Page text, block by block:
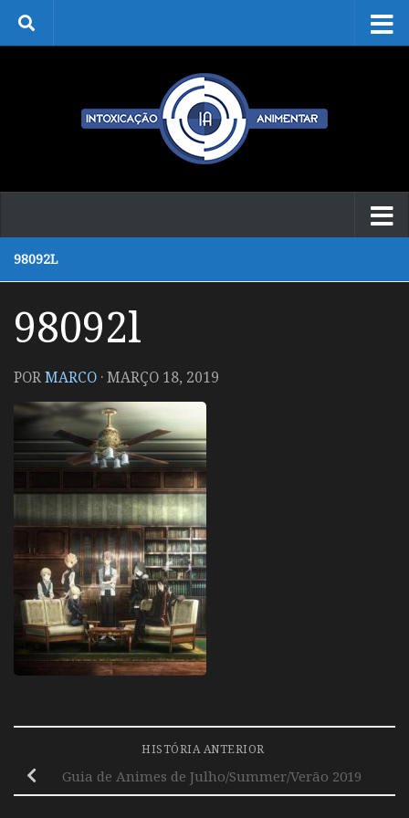
Skip to content
98092L
98092l
PORMARCO ·MARÇO 18, 2019
HISTÓRIA ANTERIOR
Guia de Animes de Julho/Summer/Verão 2019